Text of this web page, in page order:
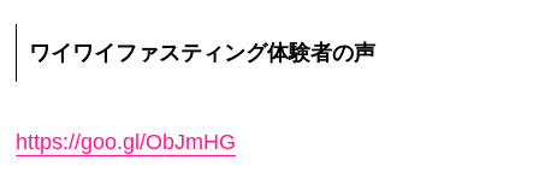
ワイワイファスティング体験者の声
https://goo.gl/ObJmHG